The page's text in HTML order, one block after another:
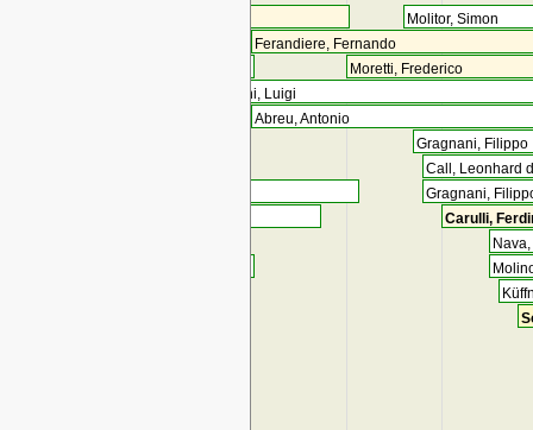
Ferandiere, Fernando
Boccherini, Luigi
Abreu, Antonio
Moretti, Frederico
Molitor, Simon
Gragnani, Filippo
Call, Leonhard
Gragnani,
Carulli,